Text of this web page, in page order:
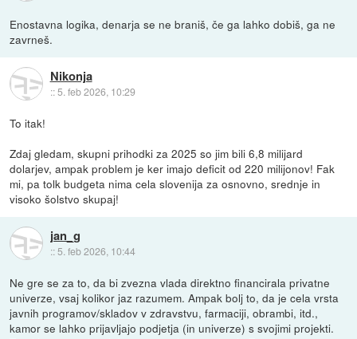
Enostavna logika, denarja se ne braniš, če ga lahko dobiš, ga ne
zavrneš.
Nikonja
::5. feb 2026, 10:29
To itak!
Zdaj gledam, skupni prihodki za 2025 so jim bili 6,8 milijard
dolarjev, ampak problem je ker imajo deficit od 220 milijonov! Fak
mi, pa tolk budgeta nima cela slovenija za osnovno, srednje in
visoko šolstvo skupaj!
jan_g
:: 5. feb 2026, 10:44
Ne gre se za to, da bi zvezna vlada direktno financirala privatne
univerze, vsaj kolikor jaz razumem. Ampak bolj to, da je cela vrsta
javnih programov/skladov v zdravstvu, farmaciji, obrambi, itd.,
kamor se lahko prijavljajo podjetja (in univerze) s svojimi projekti.